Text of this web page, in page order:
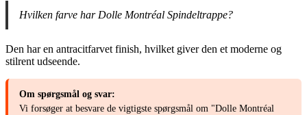
Hvilken farve har Dolle Montréal Spindeltrappe?
Den har en antracitfarvet finish, hvilket giver den et moderne og
stilrent udseende.
Om spørgsmål og svar:
Vi forsøger at besvare de vigtigste spørgsmål om "Dolle Montréal